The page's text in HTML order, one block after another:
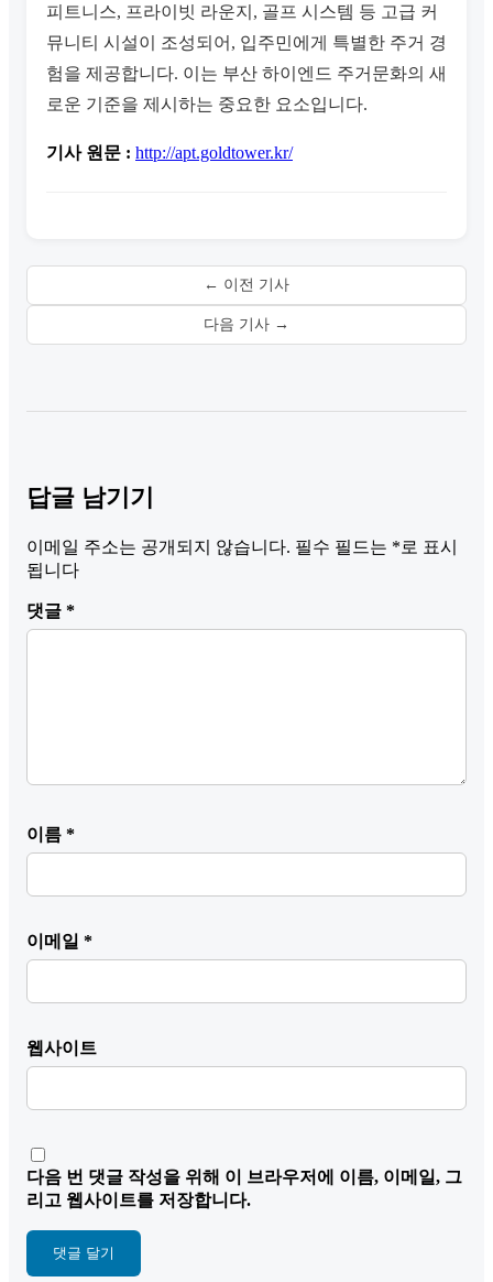
피트니스, 프라이빗 라운지, 골프 시스템 등 고급 커
뮤니티 시설이 조성되어, 입주민에게 특별한 주거 경
험을 제공합니다. 이는 부산 하이엔드 주거문화의 새
로운 기준을 제시하는 중요한 요소입니다.
기사 원문 : http://apt.goldtower.kr/
← 이전 기사
다음 기사 →
답글 남기기
이메일 주소는 공개되지 않습니다. 필수 필드는 *로 표시
됩니다
댓글 *
이름 *
이메일 *
웹사이트
다음 번 댓글 작성을 위해 이 브라우저에 이름, 이메일, 그
리고 웹사이트를 저장합니다.